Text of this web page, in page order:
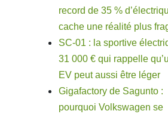
record de 35 %
cache une réalité plus
SC-01 : la sportive
31 000 € qui rappelle
EV peut aussi être léger
Gigafactory de Sagunto :
pourquoi Volkswagen se